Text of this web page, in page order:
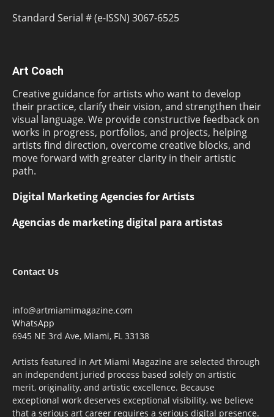
Standard Serial # (e-ISSN) 3067-6525
Art Coach
Creative guidance for artists who want to develop
their practice, clarify their vision, and strengthen their
visual language. We provide constructive feedback on
works in progress, portfolios, and projects, helping
artists find direction, overcome creative blocks, and
move forward with greater clarity in their artistic
path.
Digital Marketing Agencies for Artists
Agencias de marketing digital para artistas
Contact Us
info@artmiamimagazine.com
WhatsApp
6945 NE 3rd Ave, Miami, FL 33138
Artists featured in Art Miami Magazine are selected through
an independent juried process based solely on artistic
merit, originality, and artistic excellence. Because
exceptional work deserves exceptional visibility, we believe
that a serious art career requires a serious digital presence.